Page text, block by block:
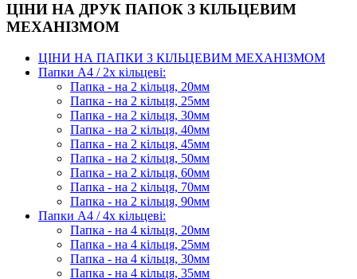
ЦІНИ НА ДРУК ПАПОК З КІЛЬЦЕВИМ
МЕХАНІЗМОМ
ЦІНИ НА ПАПКИ З КІЛЬЦЕВИМ МЕХАНІЗМОМ
Папки А4 / 2х кільцеві:
Папка - на 2 кільця, 20мм
Папка - на 2 кільця, 25мм
Папка - на 2 кільця, 30мм
Папка - на 2 кільця, 40мм
Папка - на 2 кільця, 45мм
Папка - на 2 кільця, 50мм
Папка - на 2 кільця, 60мм
Папка - на 2 кільця, 70мм
Папка - на 2 кільця, 90мм
Папки А4 / 4х кільцеві:
Папка - на 4 кільця, 20мм
Папка - на 4 кільця, 25мм
Папка - на 4 кільця, 30мм
Папка - на 4 кільця, 35мм